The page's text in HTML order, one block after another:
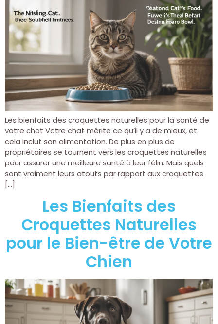
Les bienfaits des croquettes naturelles pour la santé de
votre chat Votre chat mérite ce qu’il y a de mieux, et
cela inclut son alimentation. De plus en plus de
propriétaires se tournent vers les croquettes naturelles
pour assurer une meilleure santé à leur félin. Mais quels
sont vraiment leurs atouts par rapport aux croquettes
[…]
Les Bienfaits des
Croquettes Naturelles
pour le Bien-être de Votre
Chien